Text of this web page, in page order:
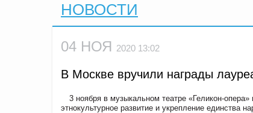
НОВОСТИ
04 НОЯ 2020 13:02
В Москве вручили награды
3 ноября в музыкальном театре «Геликон-
этнокультурное развитие и укрепление единства